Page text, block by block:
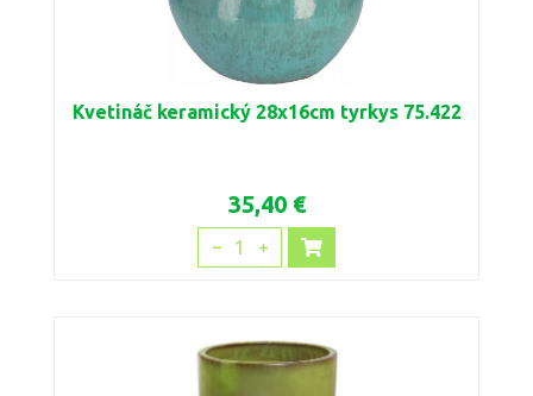
Kvetináč keramický 28x16cm tyrkys 75.422
35,40 €
1